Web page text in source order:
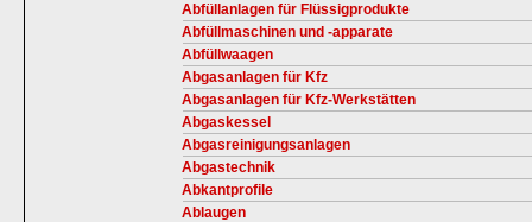
Abfüllanlagen für Flüssigprodukte
Abfüllmaschinen und -apparate
Abfüllwaagen
Abgasanlagen für Kfz
Abgasanlagen für Kfz-Werkstätten
Abgaskessel
Abgasreinigungsanlagen
Abgastechnik
Abkantprofile
Ablaugen